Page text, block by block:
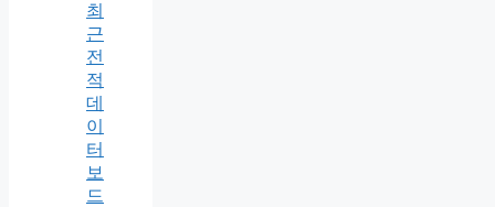
최
근
전
적
데
이
터
보
드